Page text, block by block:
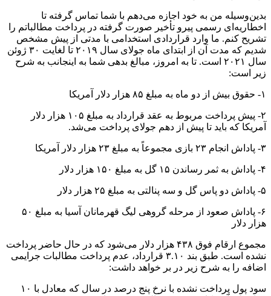
بدین‌وسیله من به خود اجازه می‌دهم با شما تماس گرفته تا
اخطاریه‌ای رسمی پیرو تأخیر صورت گرفته در پرداخت مطالباتم را
تشریح کنم. ما وارد قراردادی استخدامی با مدتی از پیش مشخص
شدیم که مدت آن از ابتدای ماه جولای سال ۲۰۱۹ تا لغایت ۳۰ ژوئن
سال ۲۰۲۱ است. تا به امروز، مبالغ بدهی شما به اینجانب به شرح
زیر است:
۱- حقوق بیش از دو ماه به مبلغ ۸۵ هزار دلار آمریکا
۲- پیش پرداخت مربوط به عقد قرارداد به مبلغ ۱۰۵ هزار دلار
آمریکا که باید تا پیش از دهم جولای پرداخت می‌شد.
۳- پاداش انجام ۲۳ بازی مجموعاً به مبلغ ۲۳ هزار دلار آمریکا
۴- پاداش به ثمر رساندن ۱۵ گل به مبلغ ۱۵۰ هزار دلار
۵- پاداش دو پاس گل و سه پنالتی به مبلغ ۲۵ هزار دلار
۶- پاداش صعود از مرحله گروهی لیگ قهرمانان آسیا به مبلغ ۵۰
هزار دلار
مجموع ارقام فوق ۴۳۸ هزار دلار می‌شود که در حال حاضر پرداخت
نشده است. طبق بند ۳.۱۰ قرارداد، عدم پرداخت مطالبات جرایمی
اضافه را به شرح زیر در بر خواهد داشت:
سود پول پرداخت نشده با نرخ پنج درصد در سال که معادل با ۱۰